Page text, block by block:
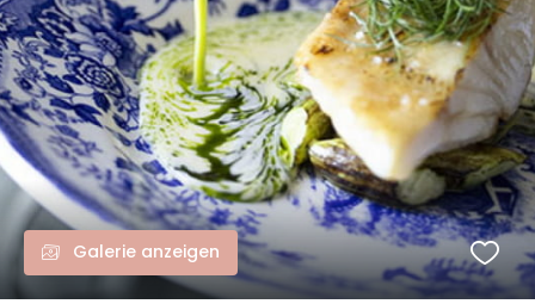
Galerie anzeigen